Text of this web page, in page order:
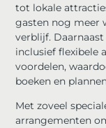
tot lokale
gasten nog meer
verblijf.
inclusief flexibele
voordelen,
boeken en
Met zoveel
arrangementen